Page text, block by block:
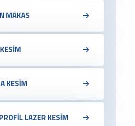
MAKAS
KESİM
LAZER KESİM